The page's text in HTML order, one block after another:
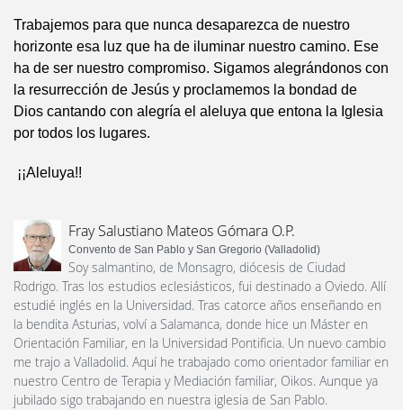
Trabajemos para que nunca desaparezca de nuestro
horizonte esa luz que ha de iluminar nuestro camino. Ese
ha de ser nuestro compromiso. Sigamos alegrándonos con
la resurrección de Jesús y proclamemos la bondad de
Dios cantando con alegría el aleluya que entona la Iglesia
por todos los lugares.
¡¡Aleluya!!
Fray Salustiano Mateos Gómara O.P.
Convento de San Pablo y San Gregorio (Valladolid)
Soy salmantino, de Monsagro, diócesis de Ciudad
Rodrigo. Tras los estudios eclesiásticos, fui destinado a Oviedo. Allí
estudié inglés en la Universidad. Tras catorce años enseñando en
la bendita Asturias, volví a Salamanca, donde hice un Máster en
Orientación Familiar, en la Universidad Pontificia. Un nuevo cambio
me trajo a Valladolid. Aquí he trabajado como orientador familiar en
nuestro Centro de Terapia y Mediación familiar, Oikos. Aunque ya
jubilado sigo trabajando en nuestra iglesia de San Pablo.